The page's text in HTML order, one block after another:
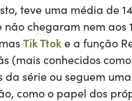
teve uma média de
chegaram nem aos
Tik Ttoke a função
(mais conhecidos
série ou seguem
como o papel dos